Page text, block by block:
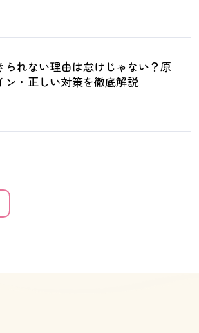
られない理由は怠けじゃない？原
ン・正しい対策を徹底解説